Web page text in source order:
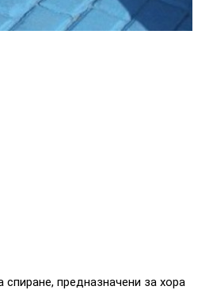
предназначени за хора